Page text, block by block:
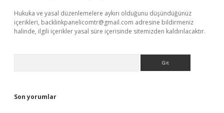
Hukuka ve yasal düzenlemelere aykırı olduğunu düşündüğünüz
içerikleri, backlinkpanelicomtr@gmail.com adresine bildirmeniz
halinde, ilgili içerikler yasal süre içerisinde sitemizden kaldırılacaktır.
Son yorumlar